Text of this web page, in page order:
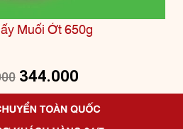
Muối Ớt 650g
344.000